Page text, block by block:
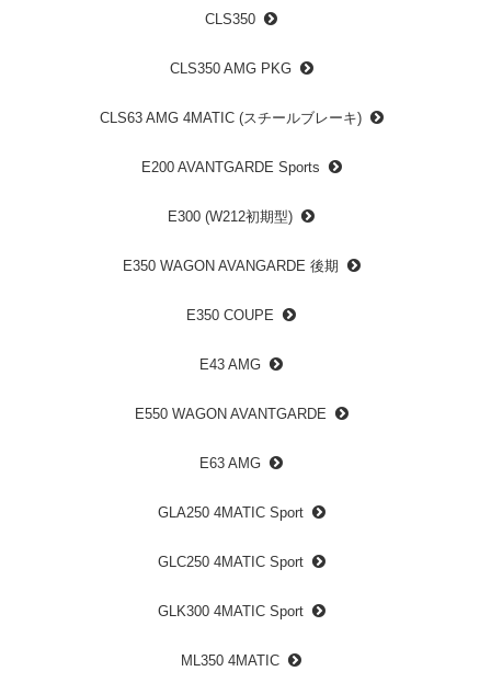
CLS350
CLS350 AMG PKG
CLS63 AMG 4MATIC (スチールブレーキ)
E200 AVANTGARDE Sports
E300 (W212初期型)
E350 WAGON AVANGARDE 後期
E350 COUPE
E43 AMG
E550 WAGON AVANTGARDE
E63 AMG
GLA250 4MATIC Sport
GLC250 4MATIC Sport
GLK300 4MATIC Sport
ML350 4MATIC